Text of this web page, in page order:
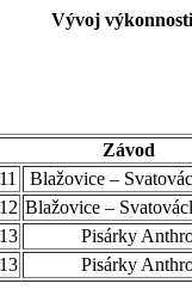
Vývoj
Závod
Blažovice –
Blažovice –
Pisárky
Pisárky